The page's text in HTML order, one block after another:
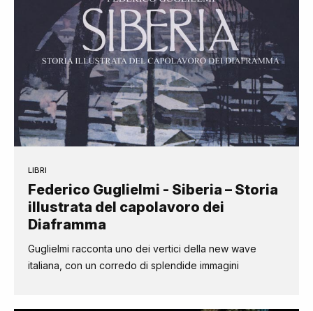
LIBRI
Federico Guglielmi - Siberia – Storia
illustrata del capolavoro dei
Diaframma
Guglielmi racconta uno dei vertici della new wave
italiana, con un corredo di splendide immagini